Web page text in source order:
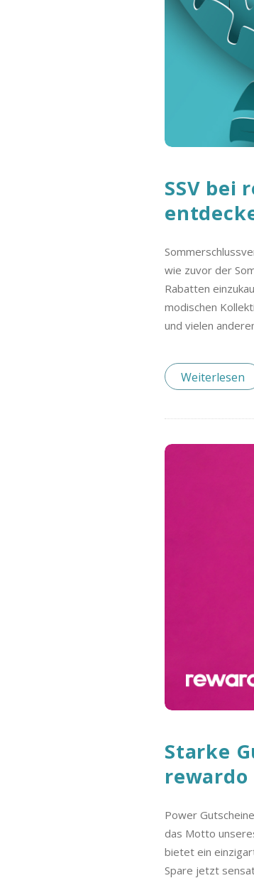
o
C
h
b
a
c
k
B
l
o
g
SSV bei
wie zuvor der
Rabatten
modischen
und vielen
Weiterlesen
Starke
rewardo
Power
das Motto
bietet ein
Spare jetzt